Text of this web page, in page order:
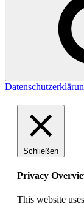
Schließen
Privacy
This website